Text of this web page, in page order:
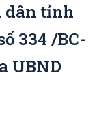
dân tỉnh
334 /BC-
UBND